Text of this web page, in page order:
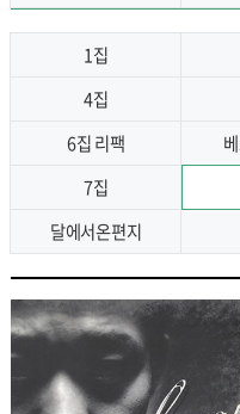
1집
4집
6집 리팩
7집
달에서온편지